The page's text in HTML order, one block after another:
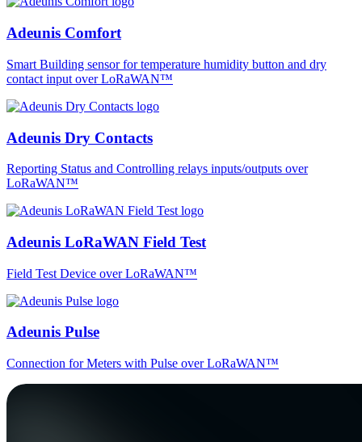
Adeunis Comfort
Smart Building sensor for temperature humidity button and dry
contact input over LoRaWAN™
Adeunis Dry Contacts
Reporting Status and Controlling relays inputs/outputs over
LoRaWAN™
Adeunis LoRaWAN Field Test
Field Test Device over LoRaWAN™
Adeunis Pulse
Connection for Meters with Pulse over LoRaWAN™